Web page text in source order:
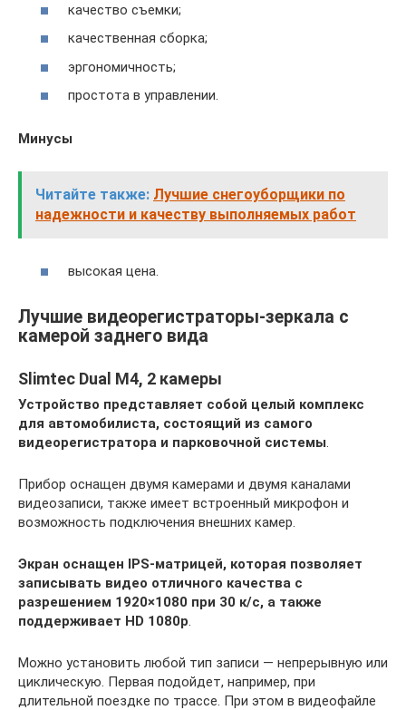
качество съемки;
качественная сборка;
эргономичность;
простота в управлении.
Минусы
Читайте также: Лучшие снегоуборщики по
надежности и качеству выполняемых работ
высокая цена.
Лучшие видеорегистраторы-зеркала с
камерой заднего вида
Slimtec Dual M4, 2 камеры
Устройство представляет собой целый комплекс
для автомобилиста, состоящий из самого
видеорегистратора и парковочной системы.
Прибор оснащен двумя камерами и двумя каналами
видеозаписи, также имеет встроенный микрофон и
возможность подключения внешних камер.
Экран оснащен IPS-матрицей, которая позволяет
записывать видео отличного качества с
разрешением 1920×1080 при 30 к/с, а также
поддерживает HD 1080p.
Можно установить любой тип записи — непрерывную или
циклическую. Первая подойдет, например, при
длительной поездке по трассе. При этом в видеофайле